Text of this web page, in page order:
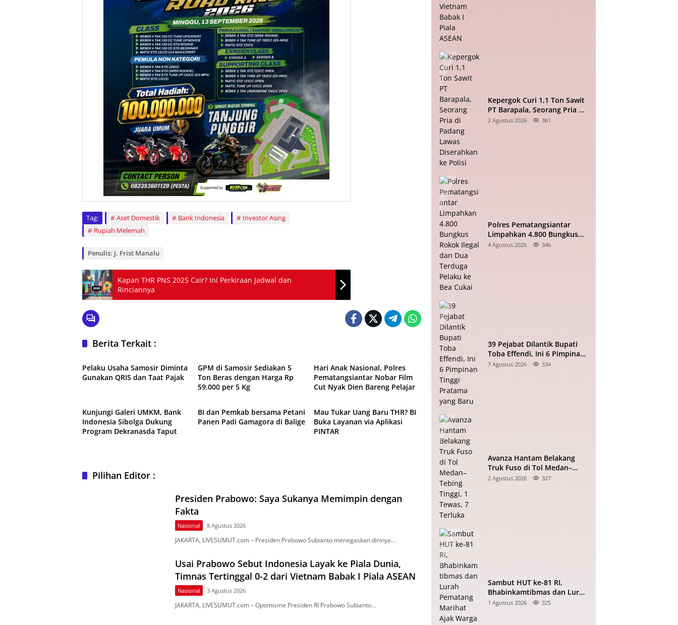
Tag: Aset Domestik Bank Indonesia
Investor Asing
Rupiah Melemah
Penulis: J. Frist Manalu
Kapan THR PNS 2025 Cair? Ini Perkiraan Jadwal dan
Rinciannya
Berita Terkait :
Daerah
Pelaku Usaha Samosir Diminta
Gunakan QRIS dan Taat Pajak
GPM di Samosir Sediakan 5
Ton Beras dengan Harga Rp
59.000 per 5 Kg
Hari Anak Nasional, Polres
Pematangsiantar Nobar Film
Cut Nyak Dien Bareng Pelajar
Kunjungi Galeri UMKM, Bank
Indonesia Sibolga Dukung
Program Dekranasda Taput
Daerah
BI dan Pemkab bersama Petani
Panen Padi Gamagora di Balige
Daerah
Mau Tukar Uang Baru THR? BI
Buka Layanan via Aplikasi
PINTAR
Pilihan Editor :
Presiden Prabowo: Saya Sukanya Memimpin dengan
Fakta
Nasional 8 Agustus 2026
JAKARTA, LIVESUMUT.com – Presiden Prabowo Subianto menegaskan dirinya…
Usai Prabowo Sebut Indonesia Layak ke Piala Dunia,
Timnas Tertinggal 0-2 dari Vietnam Babak I Piala ASEAN
Nasional 3 Agustus 2026
JAKARTA, LIVESUMUT.com – Optimisme Presiden RI Prabowo Subianto…
Kepergok Curi 1,1 Ton Sawit
PT Barapala, Seorang Pria di
Padang Lawas Diserahkan ke
2 Agustus 2026 361
Polres Pematangsiantar
Limpahkan 4.800 Bungkus
Rokok Ilegal dan Dua
4 Agustus 2026 346
39 Pejabat Dilantik Bupati
Toba Effendi, Ini 6 Pimpinan
Tinggi Pratama yang Baru
7 Agustus 2026 334
Avanza Hantam Belakang
Truk Fuso di Tol Medan–
Tebing Tinggi, 1 Tewas, 7
2 Agustus 2026 327
Sambut HUT ke-81 RI,
Bhabinkamtibmas dan Lurah
Pematang Marihat Ajak
1 Agustus 2026 325